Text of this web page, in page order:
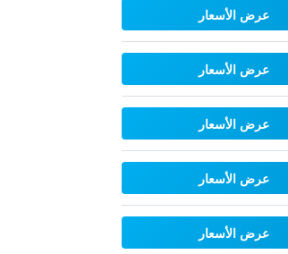
عرض الأسعار
عرض الأسعار
عرض الأسعار
عرض الأسعار
عرض الأسعار